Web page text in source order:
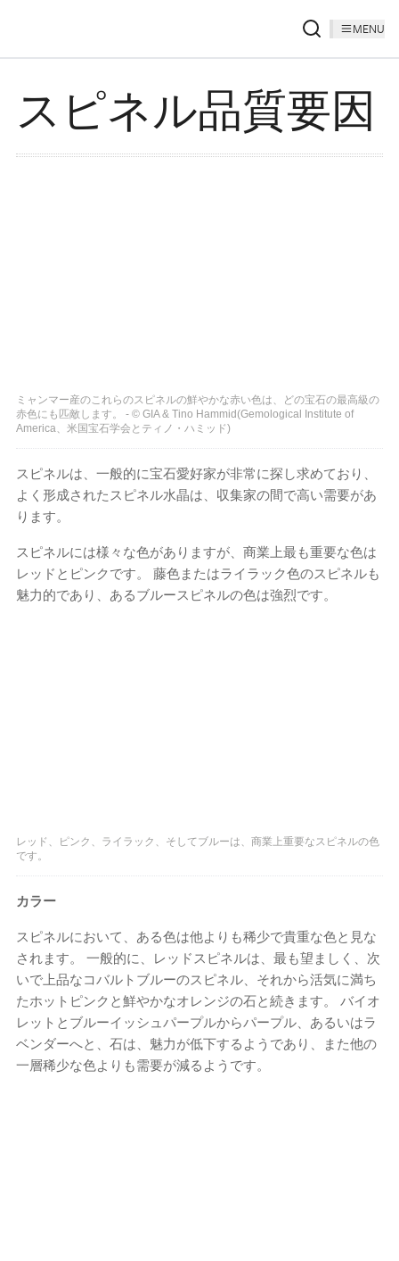
MENU
スピネル品質要因
ミャンマー産のこれらのスピネルの鮮やかな赤い色は、どの宝石の最高級の
赤色にも匹敵します。 - © GIA & Tino Hammid(Gemological Institute of
America、米国宝石学会とティノ・ハミッド)
スピネルは、一般的に宝石愛好家が非常に探し求めており、
よく形成されたスピネル水晶は、収集家の間で高い需要があ
ります。
スピネルには様々な色がありますが、商業上最も重要な色は
レッドとピンクです。 藤色またはライラック色のスピネルも
魅力的であり、あるブルースピネルの色は強烈です。
レッド、ピンク、ライラック、そしてブルーは、商業上重要なスピネルの色
です。
カラー
スピネルにおいて、ある色は他よりも稀少で貴重な色と見な
されます。 一般的に、レッドスピネルは、最も望ましく、次
いで上品なコバルトブルーのスピネル、それから活気に満ち
たホットピンクと鮮やかなオレンジの石と続きます。 バイオ
レットとブルーイッシュパープルからパープル、あるいはラ
ベンダーへと、石は、魅力が低下するようであり、また他の
一層稀少な色よりも需要が減るようです。